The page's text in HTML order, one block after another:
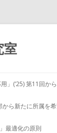
室
」(’25) 第11回か
ら新たに所属を
最適化の原則